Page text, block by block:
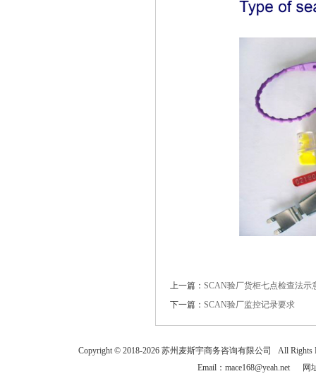
上一篇： SCAN验厂货柜七点检查法示
下一篇： SCAN验厂监控记录要求
Copyright © 2018-2026 苏州麦斯宇商务咨询有限公司 All
Email：mace168@yeah.net